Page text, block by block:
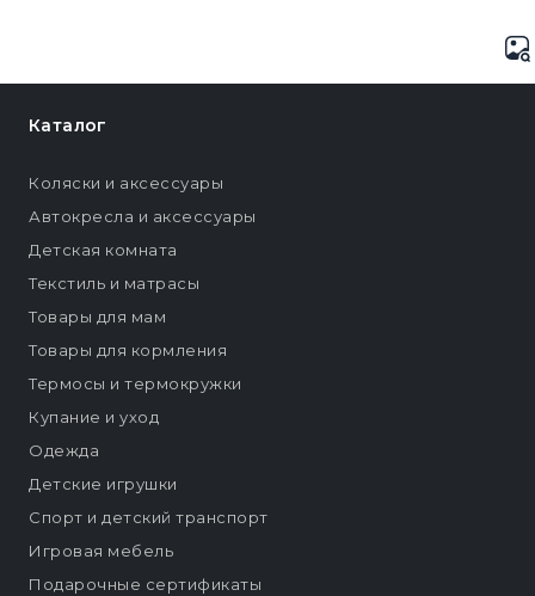
Каталог
Коляски и аксессуары
Автокресла и аксессуары
Детская комната
Текстиль и матрасы
Товары для мам
Товары для кормления
Термосы и термокружки
Купание и уход
Одежда
Детские игрушки
Спорт и детский транспорт
Игровая мебель
Подарочные сертификаты